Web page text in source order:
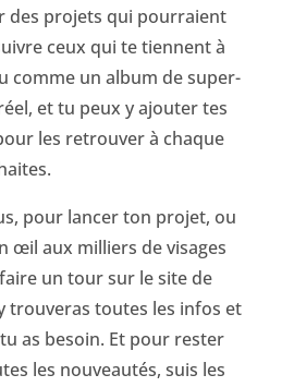
des projets qui pourraient
ceux qui te tiennent à
comme un album de super-
et tu peux y ajouter tes
les retrouver à chaque
pour lancer ton projet, ou
œil aux milliers de visages
un tour sur le site de
trouveras toutes les infos et
as besoin. Et pour rester
les nouveautés, suis les